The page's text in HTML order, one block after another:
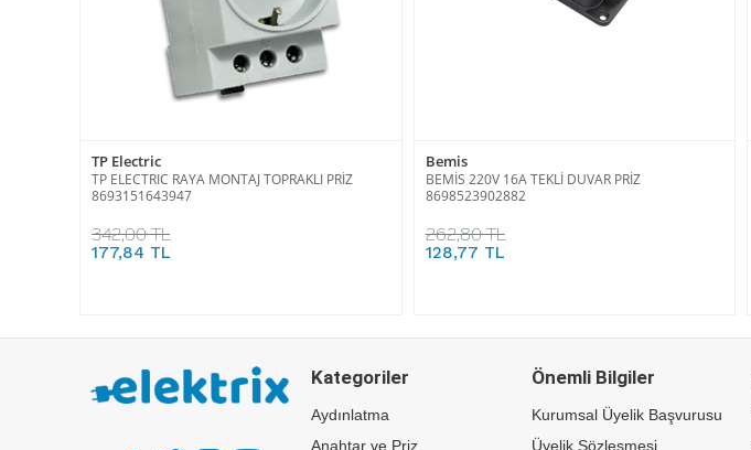
TP Electric
TP ELECTRIC RAYA MONTAJ TOPRAKLI PRİZ
8693151643947
342,00 TL
177,84 TL
Bemis
BEMİS 220V 16A TEKLİ DUVAR PRİZ
8698523902882
262,80 TL
128,77 TL
Kategoriler
Aydınlatma
Anahtar ve Priz
Önemli Bilgiler
Kurumsal Üyelik Başvurusu
Üyelik Sözleşmesi